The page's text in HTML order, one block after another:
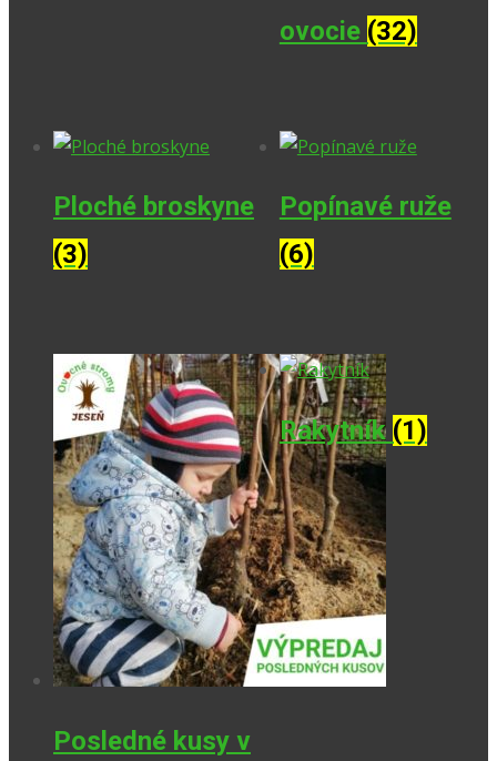
ovocie (32)
Ploché broskyne
(3)
Popínavé ruže
(6)
Posledné kusy v
Rakytník (1)